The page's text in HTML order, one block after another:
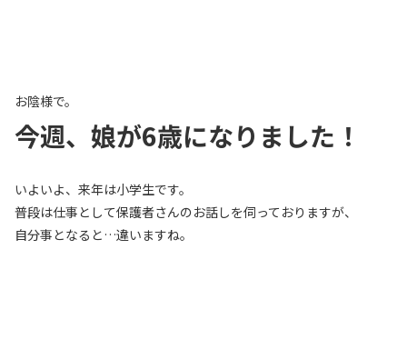
お陰様で。
今週、娘が6歳になりました！
いよいよ、来年は小学生です。
普段は仕事として保護者さんのお話しを伺っておりますが、
自分事となると…違いますね。